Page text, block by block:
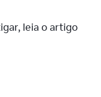
leia o artigo